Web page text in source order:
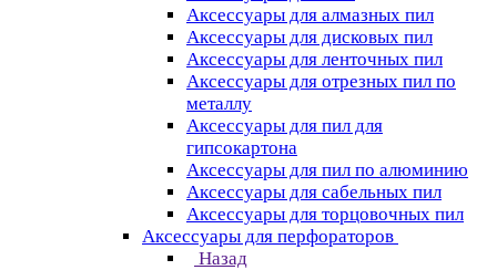
Аксессуары для алмазных пил
Аксессуары для дисковых пил
Аксессуары для ленточных пил
Аксессуары для отрезных пил по
металлу
Аксессуары для пил для
гипсокартона
Аксессуары для пил по алюминию
Аксессуары для сабельных пил
Аксессуары для торцовочных пил
Аксессуары для перфораторов
Назад